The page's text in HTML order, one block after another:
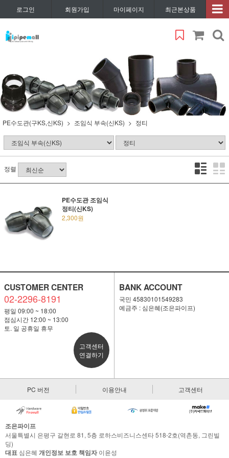
로그인 회원가입 마이페이지 최근본상품
PE수도관(구KS,신KS) 조임식 부속(신KS) 정티
정렬
PE수도관 조임식
정티(신KS)
2,300원
CUSTOMER CENTER
02-2296-8191
평일 09:00 ~ 18:00
점심시간 12:00 ~ 13:00
토. 일 공휴일 휴무
고객센터
연결하기
BANK ACCOUNT
국민 45830101549283
예금주 : 심은혜(조은파이프)
PC 버전 이용안내 고객센터
조은파이프
서울특별시 은평구 갈현로 81, 5층 로하스비즈니스센타 518-2호(역촌동, 그린빌
딩)
대표 심은혜 개인정보 보호 책임자이윤성